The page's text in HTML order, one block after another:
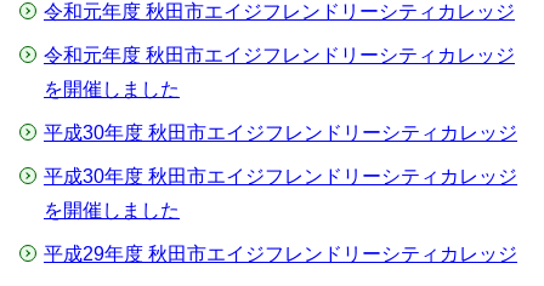
令和元年度 秋田市エイジフレンドリーシティカレッジ
令和元年度 秋田市エイジフレンドリーシティカレッジ
を開催しました
平成30年度 秋田市エイジフレンドリーシティカレッジ
平成30年度 秋田市エイジフレンドリーシティカレッジ
を開催しました
平成29年度 秋田市エイジフレンドリーシティカレッジ